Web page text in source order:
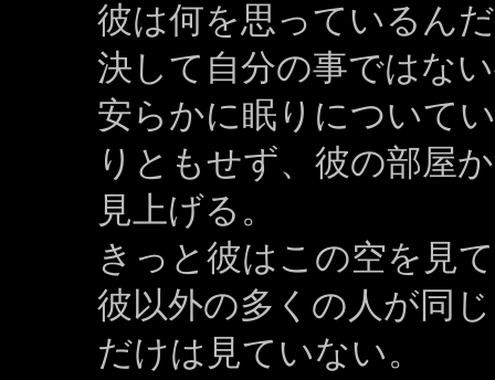
彼は何を思っているん
決して自分の事ではな
安らかに眠りについて
りともせず、彼の部屋
見上げる。
きっと彼はこの空を見
彼以外の多くの人が同
だけは見ていない。